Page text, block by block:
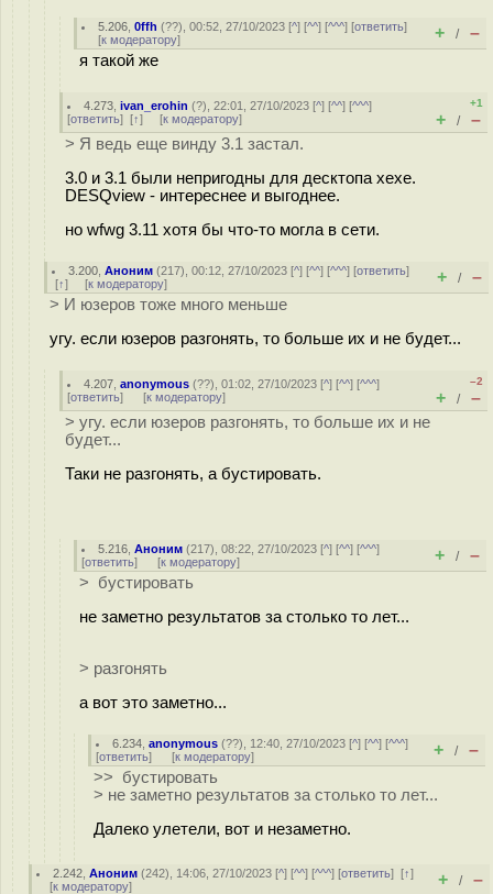
5.206 ,0ffh (??), 00:52, 27/10/2023 [^] [^^] [^^^] [ответить]
[к модератору] + / –
я такой же
4.273 ,ivan_erohin (?), 22:01, 27/10/2023 [^] [^^] [^^^]
[ответить] [↑] [к модератору]
+1
+ / –
> Я ведь еще винду 3.1 застал.
3.0 и 3.1 были непригодны для десктопа хехе.
DESQview - интереснее и выгоднее.
но wfwg 3.11 хотя бы что-то могла в сети.
3.200 ,Аноним (217), 00:12, 27/10/2023 [^] [^^] [^^^] [ответить]
[↑] [к модератору] + / –
> И юзеров тоже много меньше
угу. если юзеров разгонять, то больше их и не будет...
4.207 ,anonymous (??), 01:02, 27/10/2023 [^] [^^] [^^^]
[ответить] [к модератору]
–2
+ / –
> угу. если юзеров разгонять, то больше их и не
будет...
Таки не разгонять, а бустировать.
5.216 ,Аноним (217), 08:22, 27/10/2023 [^] [^^] [^^^]
[ответить] [к модератору] + / –
> бустировать
не заметно результатов за столько то лет...
> разгонять
а вот это заметно...
6.234 ,anonymous (??), 12:40, 27/10/2023 [^] [^^] [^^^]
[ответить] [к модератору] + / –
>> бустировать
> не заметно результатов за столько то лет...
Далеко улетели, вот и незаметно.
2.242 ,Аноним (242), 14:06, 27/10/2023 [^] [^^] [^^^] [ответить][↑]
[к модератору] + / –